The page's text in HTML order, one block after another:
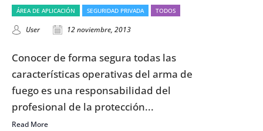
ÁREA DE APLICACIÓN SEGURIDAD PRIVADA TODOS
User 12 noviembre, 2013
Conocer de forma segura todas las
características operativas del arma de
fuego es una responsabilidad del
profesional de la protección...
Read More